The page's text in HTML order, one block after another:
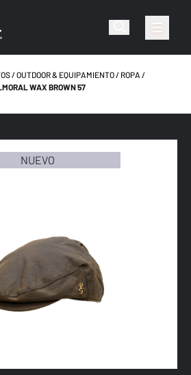
OUTDOOR & EQUIPAMIENTO
ROPA
WAX BROWN 57
NUEVO